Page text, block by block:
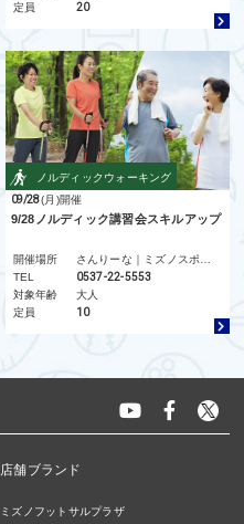
定員
20
ノルディックウォーキング
09/28(月)開催
9/28ノルディック講習会スキルアップ
開催場所
さんりーな｜ミズノスポーツサービス
TEL
0537-22-5553
対象年齢
大人
定員
10
店舗ブランド
ミズノフットサルプラザ